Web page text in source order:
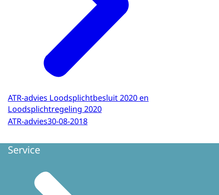
ATR-advies Loodsplichtbesluit 2020 en
Loodsplichtregeling 2020
ATR-advies30-08-2018
Service